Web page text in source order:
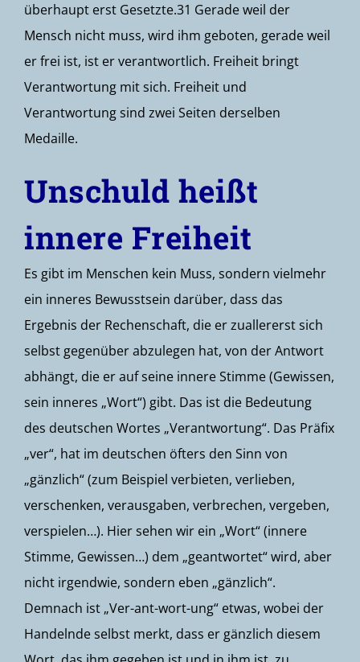
überhaupt erst Gesetzte.31 Gerade weil der
Mensch nicht muss, wird ihm geboten, gerade weil
er frei ist, ist er verantwortlich. Freiheit bringt
Verantwortung mit sich. Freiheit und
Verantwortung sind zwei Seiten derselben
Medaille.
Unschuld heißt
innere Freiheit
Es gibt im Menschen kein Muss, sondern vielmehr
ein inneres Bewusstsein darüber, dass das
Ergebnis der Rechenschaft, die er zuallererst sich
selbst gegenüber abzulegen hat, von der Antwort
abhängt, die er auf seine innere Stimme (Gewissen,
sein inneres „Wort“) gibt. Das ist die Bedeutung
des deutschen Wortes „Verantwortung“. Das Präfix
„ver“, hat im deutschen öfters den Sinn von
„gänzlich“ (zum Beispiel verbieten, verlieben,
verschenken, verausgaben, verbrechen, vergeben,
verspielen…). Hier sehen wir ein „Wort“ (innere
Stimme, Gewissen…) dem „geantwortet“ wird, aber
nicht irgendwie, sondern eben „gänzlich“.
Demnach ist „Ver-ant-wort-ung“ etwas, wobei der
Handelnde selbst merkt, dass er gänzlich diesem